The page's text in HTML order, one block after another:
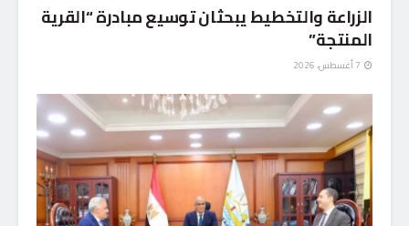
الزراعة والتخطيط يبحثان توسيع مبادرة “القرية
المنتجة”